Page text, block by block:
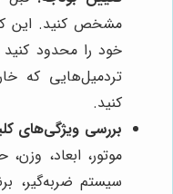
مشخص کنید. این
خود را محدود
تردمیل‌هایی که
کنید.
بررسی ویژگی‌های
موتور، ابعاد،
سیستم ضربه‌گیر،